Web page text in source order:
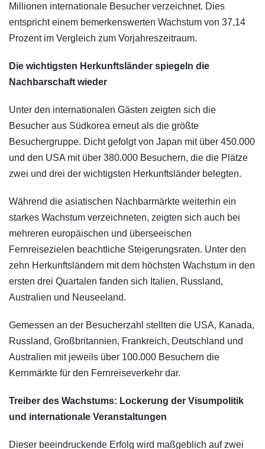
Millionen internationale Besucher verzeichnet. Dies
entspricht einem bemerkenswerten Wachstum von 37,14
Prozent im Vergleich zum Vorjahreszeitraum.
Die wichtigsten Herkunftsländer spiegeln die
Nachbarschaft wieder
Unter den internationalen Gästen zeigten sich die
Besucher aus Südkorea erneut als die größte
Besuchergruppe. Dicht gefolgt von Japan mit über 450.000
und den USA mit über 380.000 Besuchern, die die Plätze
zwei und drei der wichtigsten Herkunftsländer belegten.
Während die asiatischen Nachbarmärkte weiterhin ein
starkes Wachstum verzeichneten, zeigten sich auch bei
mehreren europäischen und überseeischen
Fernreisezielen beachtliche Steigerungsraten. Unter den
zehn Herkunftsländern mit dem höchsten Wachstum in den
ersten drei Quartalen fanden sich Italien, Russland,
Australien und Neuseeland.
Gemessen an der Besucherzahl stellten die USA, Kanada,
Russland, Großbritannien, Frankreich, Deutschland und
Australien mit jeweils über 100.000 Besuchern die
Kernmärkte für den Fernreiseverkehr dar.
Treiber des Wachstums: Lockerung der Visumpolitik
und internationale Veranstaltungen
Dieser beeindruckende Erfolg wird maßgeblich auf zwei